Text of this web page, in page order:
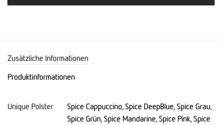
Zusätzliche Informationen
Produktinformationen
Unique Polster
Spice Cappuccino, Spice DeepBlue, Spice Grau,
Spice Grün, Spice Mandarine, Spice Pink, Spice